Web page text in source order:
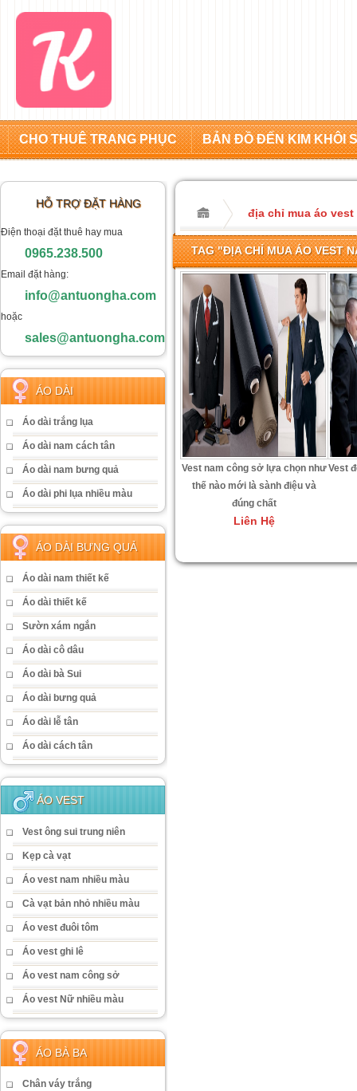
CHO THUÊ TRANG PHỤC BẢN ĐỒ ĐẾN KIM KHÔI
HỖ TRỢ ĐẶT HÀNG
Điện thoại đặt thuê hay mua
0965.238.500
Email đặt hàng:
info@antuongha.com
hoặc
sales@antuongha.com
ÁO DÀI
Áo dài trắng lụa
Áo dài nam cách tân
Áo dài nam bưng quả
Áo dài phi lụa nhiều màu
ÁO DÀI BƯNG QUẢ
Áo dài nam thiết kế
Áo dài thiết kế
Sườn xám ngắn
Áo dài cô dâu
Áo dài bà Sui
Áo dài bưng quả
Áo dài lễ tân
Áo dài cách tân
ÁO VEST
Vest ông sui trung niên
Kẹp cà vạt
Áo vest nam nhiều màu
Cà vạt bản nhỏ nhiều màu
Áo vest đuôi tôm
Áo vest ghi lê
Áo vest nam công sở
Áo vest Nữ nhiều màu
ÁO BÀ BA
Chân váy trắng
địa chỉ mua áo vest
TAG "ĐỊA CHỈ MUA ÁO VEST
Vest nam công sở lựa chọn như
thế nào mới là sành điệu và
đúng chất
Liên Hệ
Vest